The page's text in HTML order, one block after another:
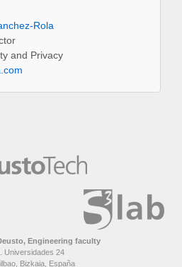
Rola
and Privacy
Engineering faculty
Universidades 24
Bizkaia, España